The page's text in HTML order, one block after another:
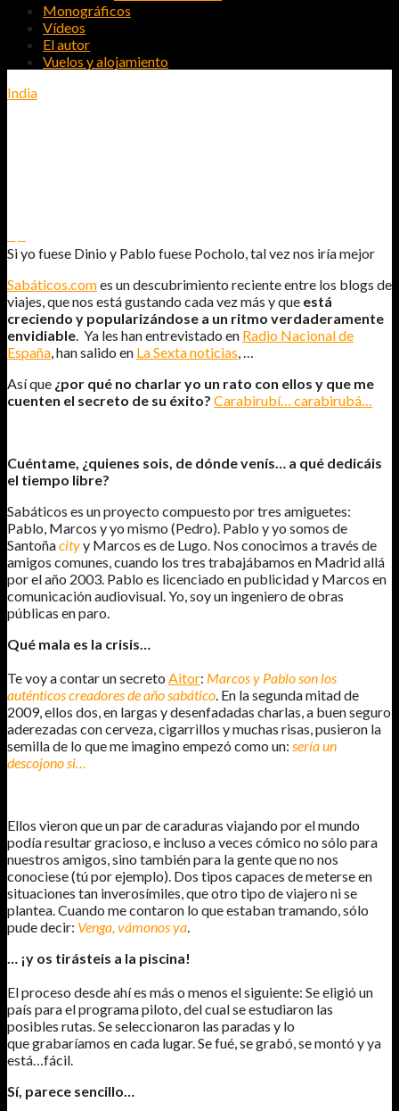
Monográficos
Vídeos
El autor
Vuelos y alojamiento
India
Si yo fuese Dinio y Pablo fuese Pocholo, tal vez nos iría mejor
Sabáticos.comes un descubrimiento reciente entre los blogs de
viajes, que nos está gustando cada vez más y que está
creciendo y popularizándose a un ritmo verdaderamente
envidiable. Ya les han entrevistado en Radio Nacional de
España, han salido en La Sexta noticias, …
Así que ¿por qué no charlar yo un rato con ellos y que me
cuenten el secreto de su éxito? Carabirubí… carabirubá…
Cuéntame, ¿quienes sois, de dónde venís… a qué dedicáis
el tiempo libre?
Sabáticos es un proyecto compuesto por tres amiguetes:
Pablo, Marcos y yo mismo (Pedro). Pablo y yo somos de
Santoñacityy Marcos es de Lugo. Nos conocimos a través de
amigos comunes, cuando los tres trabajábamos en Madrid allá
por el año 2003. Pablo es licenciado en publicidad y Marcos en
comunicación audiovisual. Yo, soy un ingeniero de obras
públicas en paro.
Qué mala es la crisis…
Te voy a contar un secreto Aitor: Marcos y Pablo son los
auténticos creadores de año sabático. En la segunda mitad de
2009, ellos dos, en largas y desenfadadas charlas, a buen seguro
aderezadas con cerveza, cigarrillos y muchas risas, pusieron la
semilla de lo que me imagino empezó como un: sería un
descojono si…
Ellos vieron que un par de caraduras viajando por el mundo
podía resultar gracioso, e incluso a veces cómico no sólo para
nuestros amigos, sino también para la gente que no nos
conociese (tú por ejemplo). Dos tipos capaces de meterse en
situaciones tan inverosímiles, que otro tipo de viajero ni se
plantea. Cuando me contaron lo que estaban tramando, sólo
pude decir: Venga, vámonos ya.
… ¡y os tirásteis a la piscina!
El proceso desde ahí es más o menos el siguiente: Se eligió un
país para el programa piloto, del cual se estudiaron las
posibles rutas. Se seleccionaron las paradas y lo
que grabaríamos en cada lugar. Se fué, se grabó, se montó y ya
está…fácil.
Sí, parece sencillo…